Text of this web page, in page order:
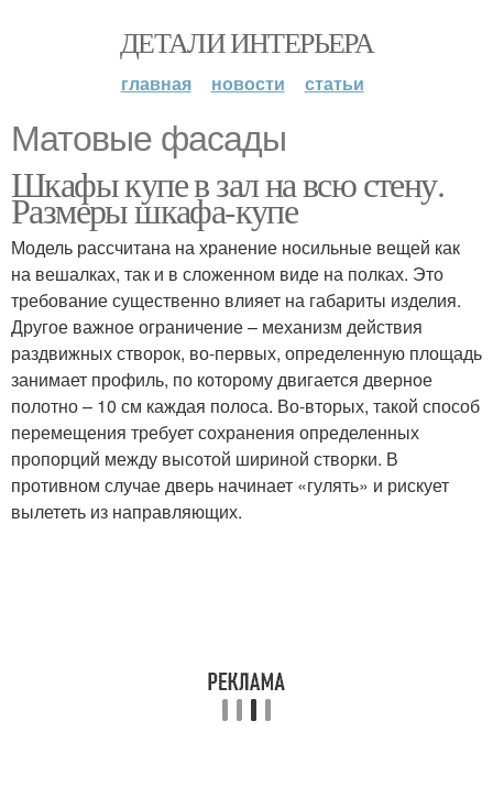
ДЕТАЛИ ИНТЕРЬЕРА
главная новости статьи
Матовые фасады
Шкафы купе в зал на всю стену.
Размеры шкафа-купе
Модель рассчитана на хранение носильные вещей как
на вешалках, так и в сложенном виде на полках. Это
требование существенно влияет на габариты изделия.
Другое важное ограничение – механизм действия
раздвижных створок, во-первых, определенную площадь
занимает профиль, по которому двигается дверное
полотно – 10 см каждая полоса. Во-вторых, такой способ
перемещения требует сохранения определенных
пропорций между высотой шириной створки. В
противном случае дверь начинает «гулять» и рискует
вылететь из направляющих.